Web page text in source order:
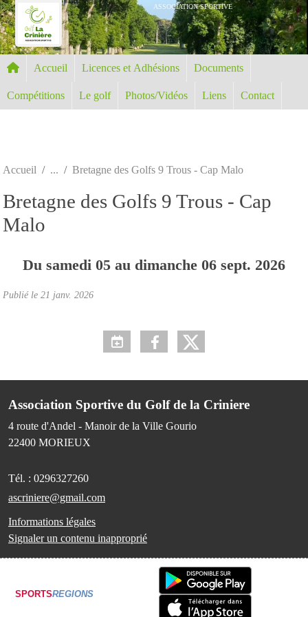
ASSOCIATION SPORTIVE
Accueil Licences et Adhésions Documents
Compétitions Le golf Photos/Vidéos Liens Contact
Accueil Bretagne des Golfs 9 Trous - Cap Malo
Bretagne des Golfs 9 Trous - Cap
Malo
Du samedi 05 au dimanche 06 sept. 2026
Publié le 21 janv. 2026
Association Sportive du Golf de la Criniere
4 route d'Andel - Manoir de la Ville Gourio
22400 MORIEUX
Tél. : 0296327260
ascriniere@gmail.com
Informations légales
Signaler un contenu inapproprié
SPORTSREGIONS
Panneau de gestion des cookies